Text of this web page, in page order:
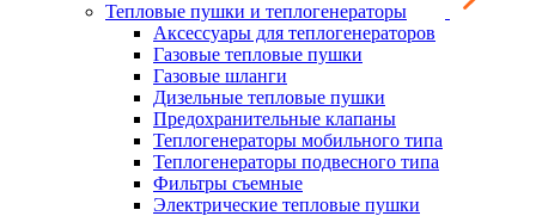
Тепловые пушки и теплогенераторы
Аксессуары для теплогенераторов
Газовые тепловые пушки
Газовые шланги
Дизельные тепловые пушки
Предохранительные клапаны
Теплогенераторы мобильного типа
Теплогенераторы подвесного типа
Фильтры съемные
Электрические тепловые пушки